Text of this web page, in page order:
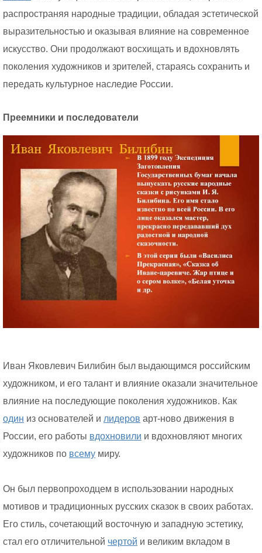
распространяя народные традиции, обладая эстетической
выразительностью и оказывая влияние на современное
искусство. Они продолжают восхищать и вдохновлять
поколения художников и зрителей, стараясь сохранить и
передать культурное наследие России.
Преемники и последователи
Иван Яковлевич Билибин был выдающимся российским
художником, и его талант и влияние оказали значительное
влияние на последующие поколения художников. Как
один из основателей и лидеров арт-ново движения в
России, его работы вдохновили и вдохновляют многих
художников по всему миру.
Он был первопроходцем в использовании народных
мотивов и традиционных русских сказок в своих работах.
Его стиль, сочетающий восточную и западную эстетику,
стал его отличительной чертой и великим вкладом в